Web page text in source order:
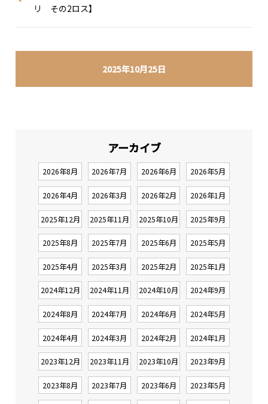
2025年10月25日
リ その2ロス】
アーカイブ
2026年8月 2026年7月 2026年6月 2026年5月
2026年4月 2026年3月 2026年2月 2026年1月
2025年12月 2025年11月 2025年10月 2025年9月
2025年8月 2025年7月 2025年6月 2025年5月
2025年4月 2025年3月 2025年2月 2025年1月
2024年12月 2024年11月 2024年10月 2024年9月
2024年8月 2024年7月 2024年6月 2024年5月
2024年4月 2024年3月 2024年2月 2024年1月
2023年12月 2023年11月 2023年10月 2023年9月
2023年8月 2023年7月 2023年6月 2023年5月